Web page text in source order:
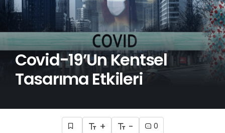
Covid-19’un Kentsel
Tasarıma Etkileri
+ - 0